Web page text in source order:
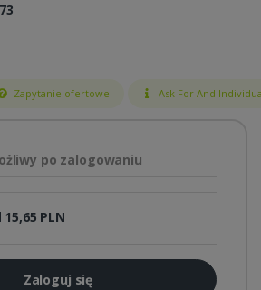
Zapytanie ofertowe Ask For And
po zalogowaniu
15,65 PLN
Zaloguj się